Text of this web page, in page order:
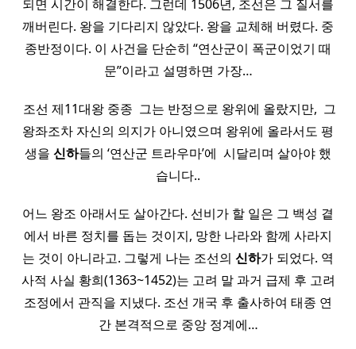
되면 시간이 해결한다. 그런데 1506년, 조선은 그 질서를
깨버린다. 왕을 기다리지 않았다. 왕을 교체해 버렸다. 중
종반정이다. 이 사건을 단순히 “연산군이 폭군이었기 때
문”이라고 설명하면 가장…
​ 조선 제11대왕 중종 ​ 그는 반정으로 왕위에 올랐지만, ​ 그
왕좌조차 자신의 의지가 아니였으며 왕위에 올라서도 평
생을 신하들의 ‘연산군 트라우마’에 ​ 시달리며 살아야 했
습니다..
어느 왕조 아래서도 살아간다. 선비가 할 일은 그 백성 곁
에서 바른 정치를 돕는 것이지, 망한 나라와 함께 사라지
는 것이 아니라고. 그렇게 나는 조선의 신하가 되었다. 역
사적 사실 황희(1363~1452)는 고려 말 과거 급제 후 고려
조정에서 관직을 지냈다. 조선 개국 후 출사하여 태종 연
간 본격적으로 중앙 정계에…